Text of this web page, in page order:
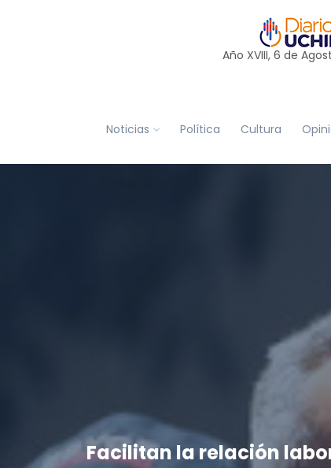
Año XVIII, 6 de
Noticias Política Cultura
Facilitan la relación